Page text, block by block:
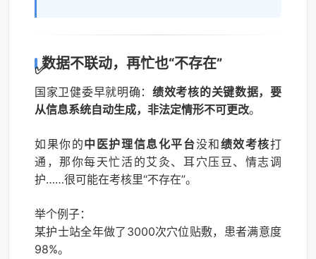
数据不联动，再忙也“不存在”
国家卫健委早就明确： 绩效考核的关键数据，要
从信息系统自动生成，非法定情形不可更改。
如果你的中医护理信息化平台没和绩效考核打
通，那你每天忙活的艾灸、耳穴压豆、情志调
护……很可能在考核里“不存在”。
举个例子：
某护士站全年做了3000次穴位贴敷，患者满意度
98%。